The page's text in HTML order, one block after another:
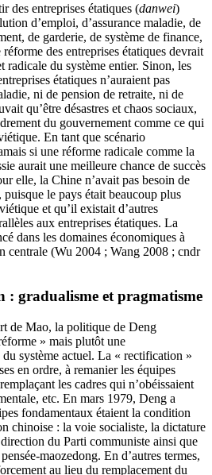
des entreprises étatiques (danwei)
d’emploi, d’assurance maladie, de
de garderie, de système de finance,
des entreprises étatiques devrait
radicale du système entier. Sinon, les
étatiques n’auraient pas
ni de pension de retraite, ni de
qu’être désastres et chaos sociaux,
du gouvernement comme ce qui
En tant que scénario
si une réforme radicale comme la
aurait une meilleure chance de succès
elle, la Chine n’avait pas besoin de
le pays était beaucoup plus
et qu’il existait d’autres
aux entreprises étatiques. La
dans les domaines économiques à
centrale (Wu 2004 ; Wang 2008 ; cndr
gradualisme et pragmatisme
de Mao, la politique de Deng
» mais plutôt une
du système actuel. La « rectification »
en ordre, à remanier les équipes
les cadres qui n’obéissaient
etc. En mars 1979, Deng a
fondamentaux étaient la condition
chinoise : la voie socialiste, la dictature
du Parti communiste ainsi que
maozedong. En d’autres termes,
au lieu du remplacement du